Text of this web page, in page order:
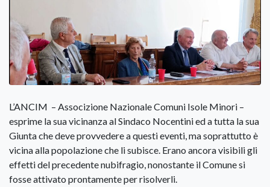
L’ANCIM – Associzione Nazionale Comuni Isole Minori –
esprime la sua vicinanza al Sindaco Nocentini ed a tutta la sua
Giunta che deve provvedere a questi eventi, ma soprattutto è
vicina alla popolazione che li subisce. Erano ancora visibili gli
effetti del precedente nubifragio, nonostante il Comune si
fosse attivato prontamente per risolverli.